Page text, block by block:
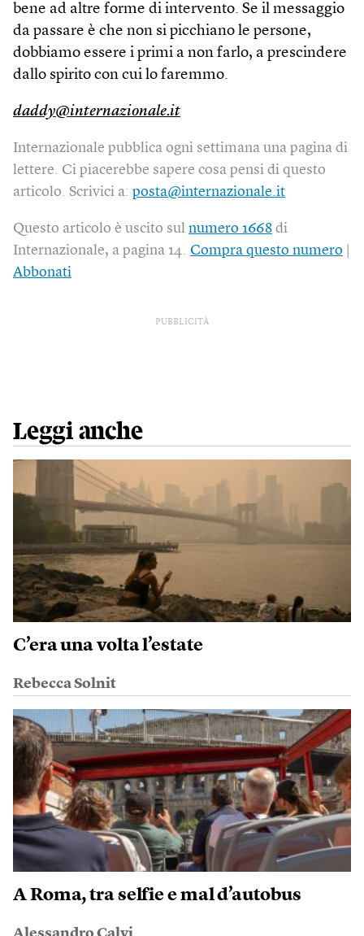
bene ad altre forme di intervento. Se il messaggio
da passare è che non si picchiano le persone,
dobbiamo essere i primi a non farlo, a prescindere
dallo spirito con cui lo faremmo.
daddy@internazionale.it
Internazionale pubblica ogni settimana una pagina di
lettere. Ci piacerebbe sapere cosa pensi di questo
articolo. Scrivici a: posta@internazionale.it
Questo articolo è uscito sul numero 1668 di
Internazionale, a pagina 14. Compra questo numero
Abbonati
PUBBLICITÀ
Leggi anche
C’era una volta l’estate
Rebecca Solnit
A Roma, tra selfie e mal d’autobus